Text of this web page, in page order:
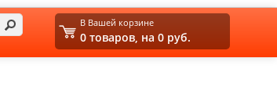
В Вашей корзине
0 товаров, на 0 руб.